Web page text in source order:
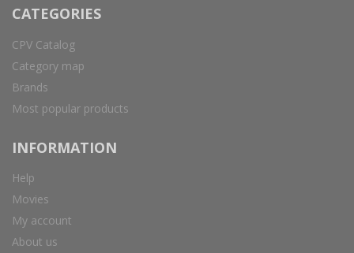
CATEGORIES
CPV Catalog
Category map
Brands
Most popular products
INFORMATION
Help
Movies
My account
About us